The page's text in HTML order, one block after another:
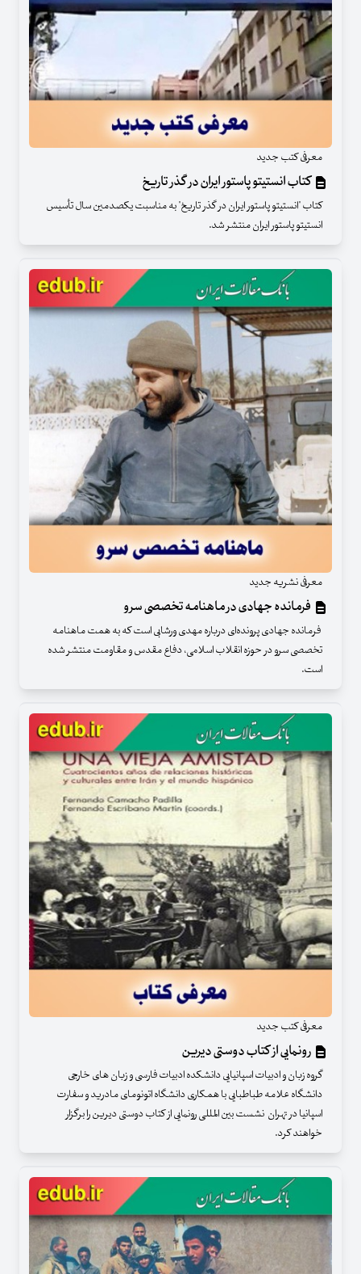
معرفی کتب جدید
کتاب انستیتو پاستور ایران در گذر تاریخ
کتاب "انستیتو پاستور ایران در گذر تاریخ" به مناسبت یکصدمین سال تأسیس
انستیتو پاستور ایران منتشر شد.
معرفی نشریه جدید
فرمانده جهادی در ماهنامه تخصصی سرو
فرمانده جهادی پرونده‌ای درباره مهدی ورشابی است که به همت ماهنامه
تخصصی سرو در حوزه انقلاب اسلامی، دفاع مقدس و مقاومت منتشر شده
است.
معرفی کتب جدید
رونمایی از کتاب دوستی دیرین
گروه زبان و ادبیات اسپانیایی دانشکده ادبیات فارسی و زبان های خارجی
دانشگاه علامه طباطبایی با همکاری دانشگاه اتونومای مادرید و سفارت
اسپانیا در تهران نشست بین المللی رونمایی از کتاب دوستی دیرین را برگزار
خواهند کرد.